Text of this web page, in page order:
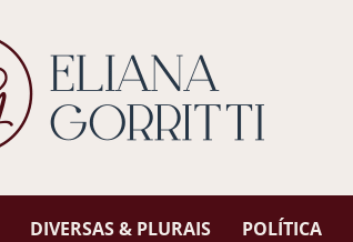
DIVERSAS & PLURAIS POLÍTICA